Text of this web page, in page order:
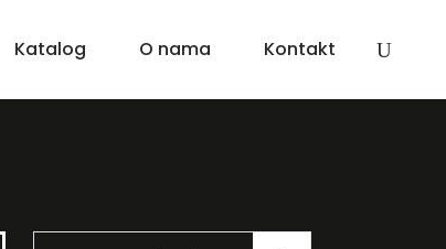
Katalog O nama Kontakt